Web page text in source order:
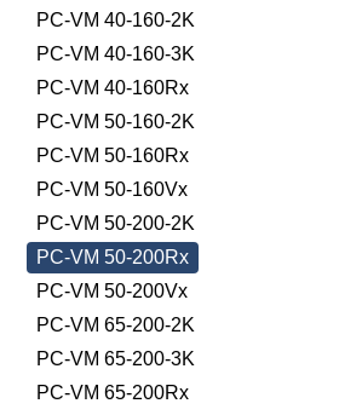
PC-VM 40-160-2K
PC-VM 40-160-3K
PC-VM 40-160Rx
PC-VM 50-160-2K
PC-VM 50-160Rx
PC-VM 50-160Vx
PC-VM 50-200-2K
PC-VM 50-200Rx
PC-VM 50-200Vx
PC-VM 65-200-2K
PC-VM 65-200-3K
PC-VM 65-200Rx